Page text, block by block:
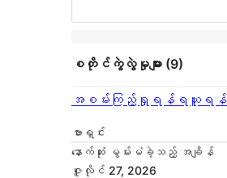
စတိုင်ကွဲလွဲမှုများ (9)
အစမ်းကြည့်ရှုရန် ရယူရန်
ဗားရှင်း
နောက်ဆုံး မွမ်းမံခဲ့သည့် အချိန်
ဇူလိုင် 27, 2026